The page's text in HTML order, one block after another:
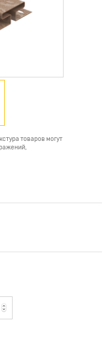
товаров могут